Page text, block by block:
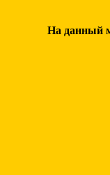
На данный